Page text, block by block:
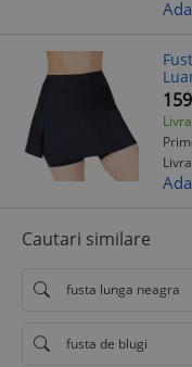
159
Cautari similare
fusta lunga neagra
fusta de blugi